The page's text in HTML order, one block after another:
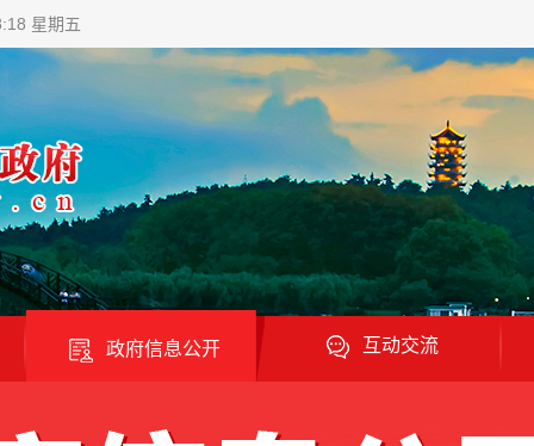
星期五
政府信息公开 互动交流